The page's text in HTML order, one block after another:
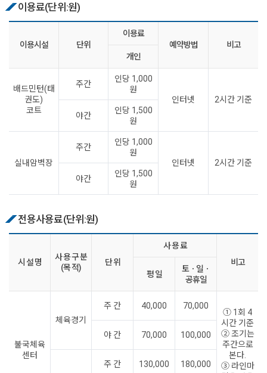
이용료(단위:원)
이용시설 단위
이용료
예약방법
비고
개인
배드민턴(태
권도)
코트
주간
인당 1,000
원
인터넷
2시간 기준
야간
인당 1,500
원
실내암벽장
주간
인당 1,000
원
인터넷
2시간 기준
야간
인당 1,500
원
전용사용료(단위:원)
시 설 명
사 용 구 분
(목 적)
단 위
사 용 료
비고
평 일
토ㆍ일ㆍ
공휴일
불국체육
센터
체육경기
주 간 40,000 70,000
① 1회 4
시간 기준
② 조기는
주간으로
본다.
③ 라인마
야 간 70,000 100,000
주 간 130,000 180,000